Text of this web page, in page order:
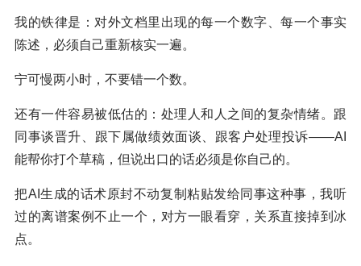
我的铁律是：对外文档里出现的每一个数字、每一个事实
陈述，必须自己重新核实一遍。
宁可慢两小时，不要错一个数。
还有一件容易被低估的：处理人和人之间的复杂情绪。跟
同事谈晋升、跟下属做绩效面谈、跟客户处理投诉——AI
能帮你打个草稿，但说出口的话必须是你自己的。
把AI生成的话术原封不动复制粘贴发给同事这种事，我听
过的离谱案例不止一个，对方一眼看穿，关系直接掉到冰
点。